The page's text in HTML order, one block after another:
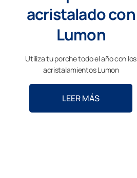
acristalado con
Lumon
Utiliza tu porche todo el año con los
acristalamientos Lumon
LEER MÁS